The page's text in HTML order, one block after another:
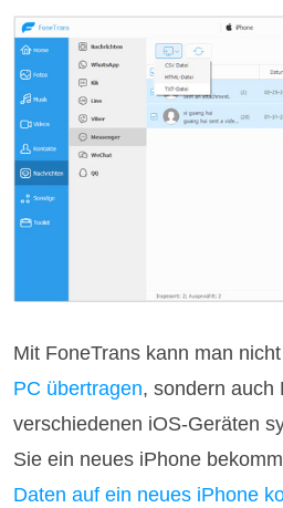
Mit FoneTrans kann man
PC übertragen, sondern auch
verschiedenen iOS-Geräten
Sie ein neues iPhone
Daten auf ein neues iPhone